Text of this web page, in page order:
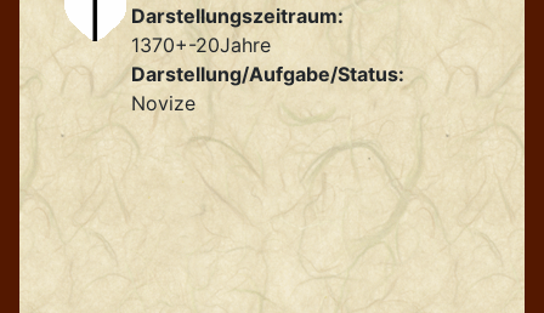
Darstellungszeitraum:
1370+-20Jahre
Darstellung/Aufgabe/Status:
Novize